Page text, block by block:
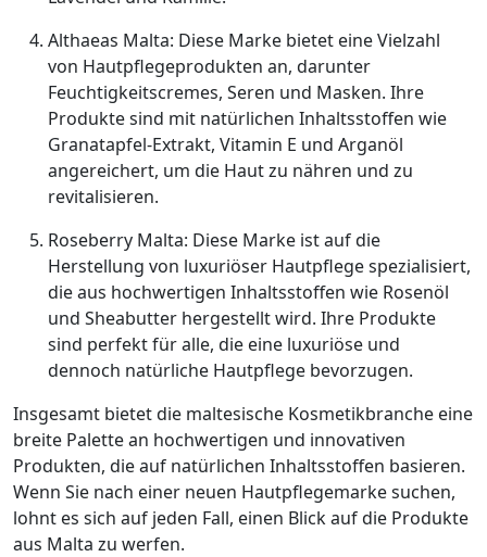
Althaeas Malta: Diese Marke bietet eine Vielzahl
von Hautpflegeprodukten an, darunter
Feuchtigkeitscremes, Seren und Masken. Ihre
Produkte sind mit natürlichen Inhaltsstoffen wie
Granatapfel-Extrakt, Vitamin E und Arganöl
angereichert, um die Haut zu nähren und zu
revitalisieren.
Roseberry Malta: Diese Marke ist auf die
Herstellung von luxuriöser Hautpflege spezialisiert,
die aus hochwertigen Inhaltsstoffen wie Rosenöl
und Sheabutter hergestellt wird. Ihre Produkte
sind perfekt für alle, die eine luxuriöse und
dennoch natürliche Hautpflege bevorzugen.
Insgesamt bietet die maltesische Kosmetikbranche eine
breite Palette an hochwertigen und innovativen
Produkten, die auf natürlichen Inhaltsstoffen basieren.
Wenn Sie nach einer neuen Hautpflegemarke suchen,
lohnt es sich auf jeden Fall, einen Blick auf die Produkte
aus Malta zu werfen.